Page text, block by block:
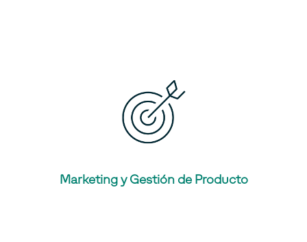
Marketing y Gestión de Producto